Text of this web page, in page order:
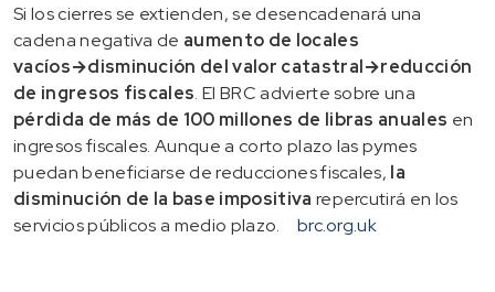
Si los cierres se extienden, se desencadenará una
cadena negativa de aumento de locales
vacíos→disminución del valor catastral→reducción
de ingresos fiscales. El BRC advierte sobre una
pérdida de más de 100 millones de libras anuales en
ingresos fiscales. Aunque a corto plazo las pymes
puedan beneficiarse de reducciones fiscales, la
disminución de la base impositiva repercutirá en los
servicios públicos a medio plazo.
brc.org.uk